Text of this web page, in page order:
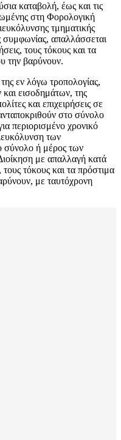
καταβολή, έως και τις
στη Φορολογική
τμηματικής
συμφωνίας, απαλλάσσεται
τους τόκους και τα
την βαρύνουν.
εν λόγω τροπολογίας,
εισοδημάτων, της
και επιχειρήσεις σε
στο σύνολο
περιορισμένο χρονικό
των
σύνολο ή μέρος των
με απαλλαγή κατά
τόκους και τα πρόστιμα
με ταυτόχρονη